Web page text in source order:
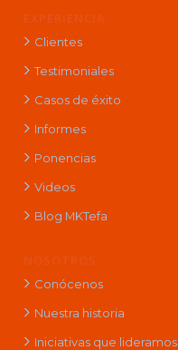
EXPERIENCIA
Clientes
Testimoniales
Casos de éxito
Informes
Ponencias
Videos
Blog MKTefa
NOSOTROS
Conócenos
Nuestra historia
Iniciativas que lideramos